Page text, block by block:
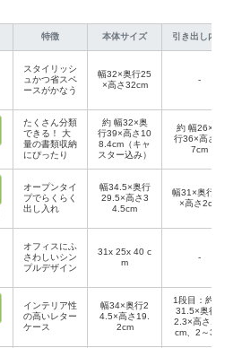
特徴 本体サイズ 引き出し内寸
スタイリッシ
ュかつ省スペ
ースがかなう
幅32×奥行25
×高さ32cm
-
たくさん分類
できる！ 大
量の書類収納
にぴったり
約 幅32×奥
行39×高さ10
8.4cm（キャ
スター込み）
約 幅26×奥
行36×高さ7.
7cm
オープンタイ
プでらくらく
出し入れ
幅34.5×奥行
29.5×高さ3
4.5cm
幅31×奥行22
×高さ2cm
オフィスにふ
さわしいシン
プルデザイン
31x 25x 40 c
m
-
インテリア性
の高いレター
ケース
幅34×奥行2
4.5×高さ19.
2cm
1段目：約 幅
31.5×奥行2
2.3×高さ1.1
cm、2～3段